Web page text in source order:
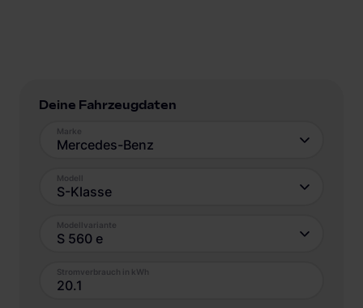
Deine Fahrzeugdaten
Marke
Mercedes-Benz
Modell
S-Klasse
Modellvariante
S 560 e
Stromverbrauch in kWh